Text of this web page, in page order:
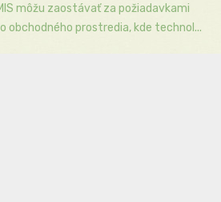
môžu zaostávať za požiadavkami
obchodného prostredia, kde technol...